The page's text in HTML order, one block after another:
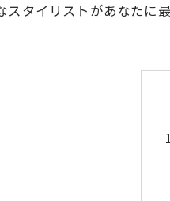
スタイリストがあなたに